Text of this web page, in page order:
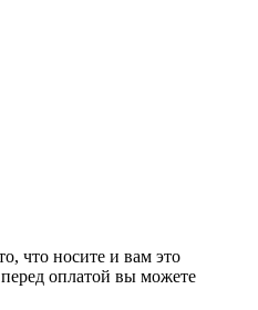
что носите и вам это
оплатой вы можете